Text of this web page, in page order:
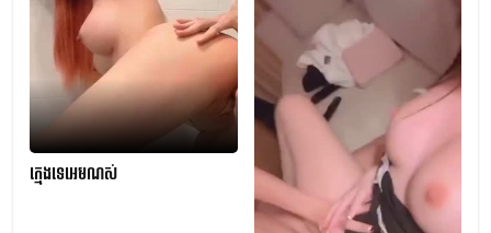
ក្មេងទេអេមណស់